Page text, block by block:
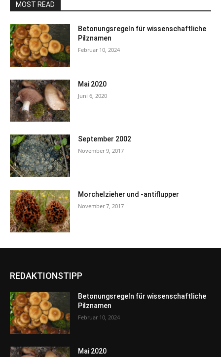
MOST READ
Betonungsregeln für wissenschaftliche
Pilznamen
Februar 10, 2024
Mai 2020
Juni 6, 2020
September 2002
November 9, 2017
Morchelzieher und -antiflupper
November 7, 2017
REDAKTIONSTIPP
Betonungsregeln für wissenschaftliche
Pilznamen
Februar 10, 2024
Mai 2020